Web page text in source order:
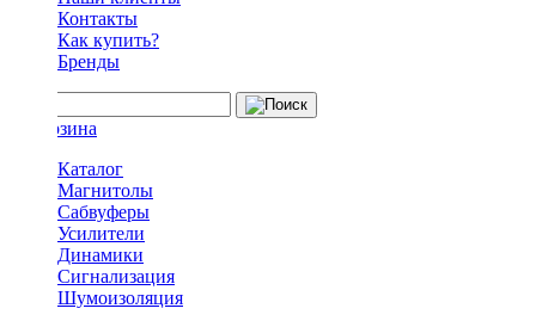
Контакты
Как купить?
Бренды
Каталог
Магнитолы
Сабвуферы
Усилители
Динамики
Сигнализация
Шумоизоляция